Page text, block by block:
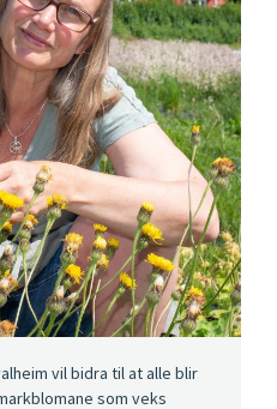
vil bidra til at alle blir
som veks